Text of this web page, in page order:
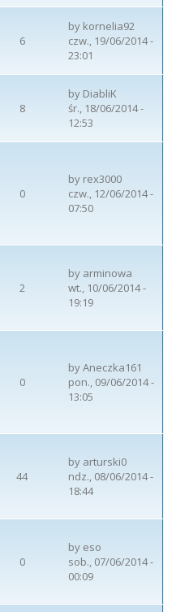
6
by kornelia92
czw., 19/06/2014 -
23:01
8
by DiabliK
śr., 18/06/2014 -
12:53
0
by rex3000
czw., 12/06/2014 -
07:50
2
by arminowa
wt., 10/06/2014 -
19:19
0
byAneczka161
pon., 09/06/2014 -
13:05
44
by arturski0
ndz., 08/06/2014 -
18:44
0
by eso
sob., 07/06/2014 -
00:09